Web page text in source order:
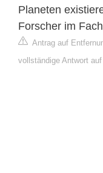
Planeten
Forscher im
Antrag auf
vollständige Antwort